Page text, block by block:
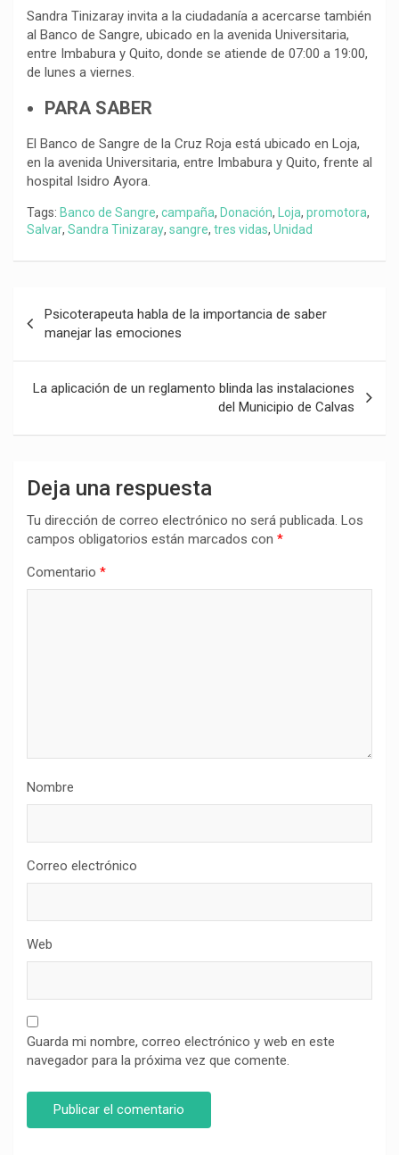
Sandra Tinizaray invita a la ciudadanía a acercarse también
al Banco de Sangre, ubicado en la avenida Universitaria,
entre Imbabura y Quito, donde se atiende de 07:00 a 19:00,
de lunes a viernes.
PARA SABER
El Banco de Sangre de la Cruz Roja está ubicado en Loja,
en la avenida Universitaria, entre Imbabura y Quito, frente al
hospital Isidro Ayora.
Tags: Banco de Sangre, campaña, Donación, Loja, promotora,
Salvar, Sandra Tinizaray, sangre, tres vidas, Unidad
de
entradas
Psicoterapeuta habla de la importancia de saber
manejar las emociones
La aplicación de un reglamento blinda las instalaciones
del Municipio de Calvas
Deja una respuesta
Tu dirección de correo electrónico no será publicada. Los
campos obligatorios están marcados con *
Comentario *
Nombre
Correo electrónico
Web
Guarda mi nombre, correo electrónico y web en este
navegador para la próxima vez que comente.